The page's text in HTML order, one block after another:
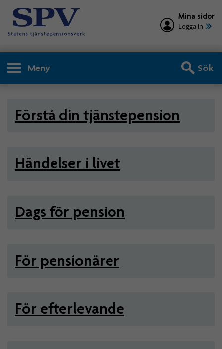
Mina sidor
Logga in
Meny Sök
Privatperson -
Förstå din tjänstepension
Händelser i livet
Dags för pension
För pensionärer
För efterlevande